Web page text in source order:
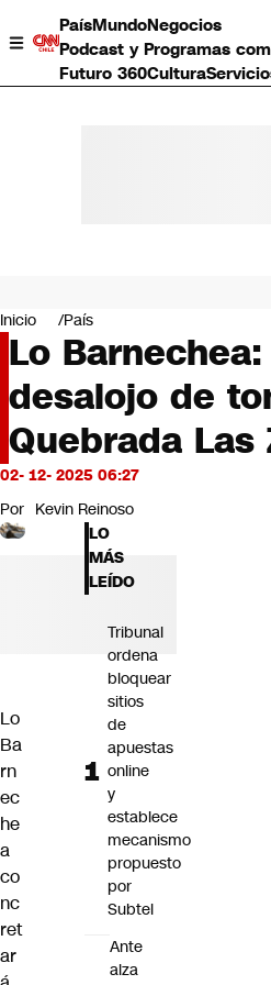
PaísMundoNegocios
Podcast y Programas
Futuro 360Cultura
Negocios
Deportes
Programas completos
Cultura
Servicios
Bits
CNN Data
CNN tiempo
Futuro 360
Opinión
Inicio País
Lo
desalojo de
Quebrada Las
02- 12- 2025 06:27
Por Kevin Reinoso
Lo
Ba
rn
ec
he
a
co
nc
ret
ar
LO
MÁS
LEÍDO
Tribunal
ordena
bloquear
sitios
de
apuestas
online
y
establece
mecanismo
propuesto
por
Subtel
Ante
alza